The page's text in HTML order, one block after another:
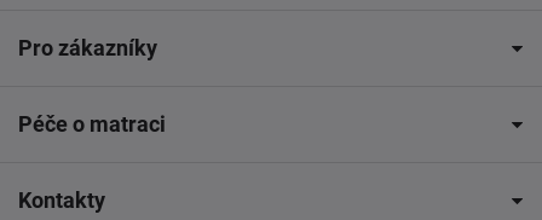
Pro zákazníky
Péče o matraci
Kontakty